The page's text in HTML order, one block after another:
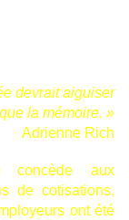
devrait aiguiser
la mémoire. »
Adrienne Rich
concède aux
de cotisations,
ont été